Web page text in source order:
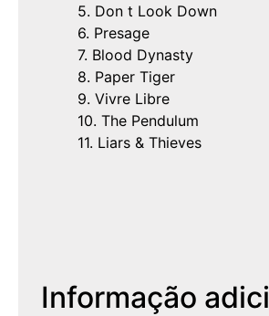
5. Don t Look Down
6. Presage
7. Blood Dynasty
8. Paper Tiger
9. Vivre Libre
10. The Pendulum
11. Liars & Thieves
Informação